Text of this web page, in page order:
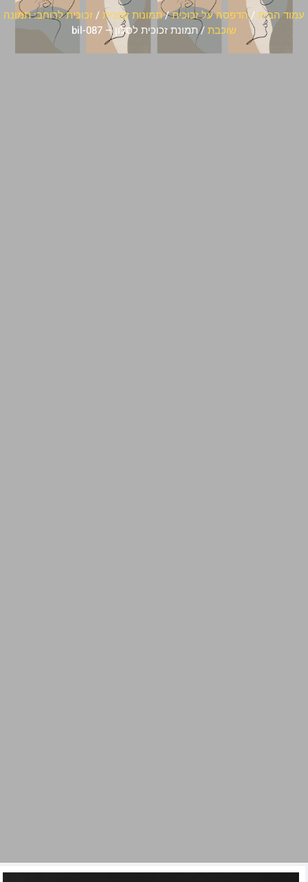
עמוד הבית /הדפסה על זכוכית/תמונות זכוכית/זכוכית לרוחב: תמונה
שוכבת/ תמונת זכוכית לסלון – bil-087